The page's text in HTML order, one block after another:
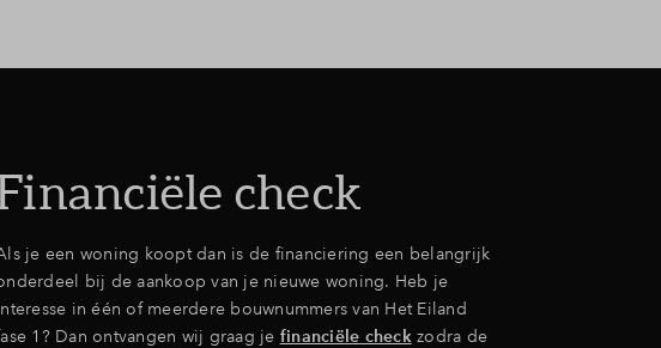
check
je een woning koopt dan is de financiering een belangrijk
bij de aankoop van je nieuwe woning. Heb je
in één of meerdere bouwnummers van Het Eiland
1? Dan ontvangen wij graag je financiële checkzodra de